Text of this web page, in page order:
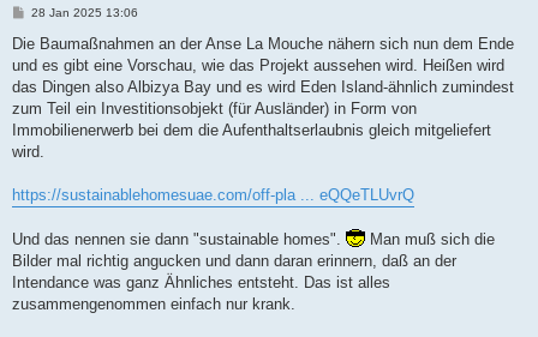
B
i
r
a
28 Jan 2025 13:06
Die Baumaßnahmen an der Anse La Mouche nähern sich nun dem Ende
und es gibt eine Vorschau, wie das Projekt aussehen wird. Heißen wird
das Dingen also Albizya Bay und es wird Eden Island-ähnlich zumindest
zum Teil ein Investitionsobjekt (für Ausländer) in Form von
Immobilienerwerb bei dem die Aufenthaltserlaubnis gleich mitgeliefert
wird.
https://sustainablehomesuae.com/off-pla ... eQQeTLUvrQ
Und das nennen sie dann "sustainable homes".
Man muß sich die
Bilder mal richtig angucken und dann daran erinnern, daß an der
Intendance was ganz Ähnliches entsteht. Das ist alles
zusammengenommen einfach nur krank.